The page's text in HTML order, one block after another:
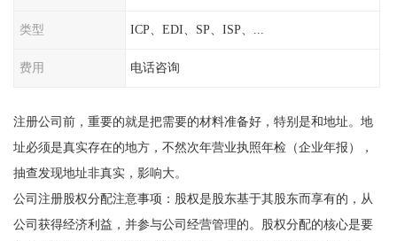
类型 ICP、EDI、SP、ISP、...
费用 电话咨询
注册公司前，重要的就是把需要的材料准备好，特别是和地址。地
址必须是真实存在的地方，不然次年营业执照年检（企业年报），
抽查发现地址非真实，影响大。
公司注册股权分配注意事项：股权是股东基于其股东而享有的，从
公司获得经济利益，并参与公司经营管理的。股权分配的核心是要